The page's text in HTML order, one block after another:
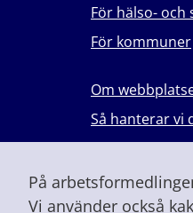
På
Vi använder också
För hälso- och
För kommuner
Om
Så hanterar vi
Lever du med
Vid höjd